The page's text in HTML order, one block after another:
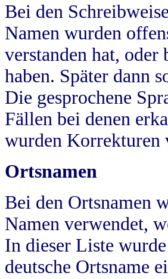
Bei den
Namen wurden
verstanden hat, oder
haben. Später dann
Die gesprochene
Fällen bei denen
wurden Korrekturen
Ortsnamen
Bei den Ortsnamen
Namen verwendet,
In dieser Liste
deutsche Ortsname